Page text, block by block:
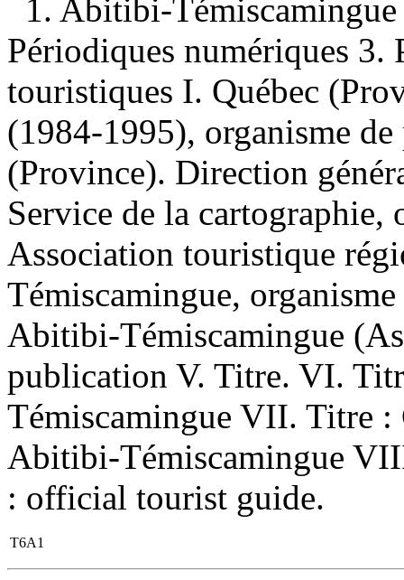
1. Abitibi-
Périodiques numériques
touristiques I. Québec
(1984-1995), organisme
(Province). Direction
Service de la
Association touristique
Témiscamingue,
Abitibi-Témiscamingue
publication V. Titre. VI.
Témiscamingue VII. Titre
Abitibi-Témiscamingue
: official tourist guide.
T6A1